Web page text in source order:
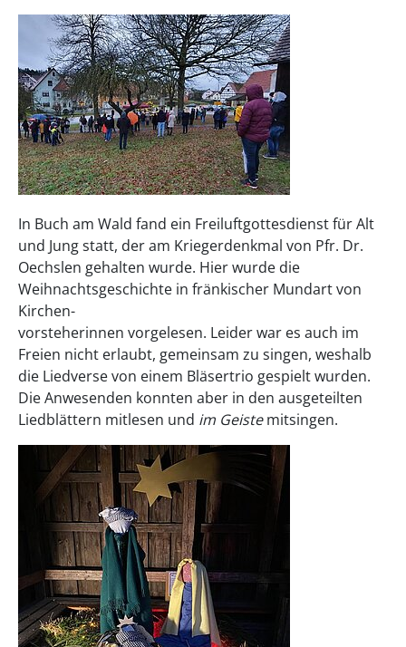
In Buch am Wald fand ein Freiluftgottesdienst für Alt
und Jung statt, der am Kriegerdenkmal von Pfr. Dr.
Oechslen gehalten wurde. Hier wurde die
Weihnachtsgeschichte in fränkischer Mundart von
Kirchen-
vorsteherinnen vorgelesen. Leider war es auch im
Freien nicht erlaubt, gemeinsam zu singen, weshalb
die Liedverse von einem Bläsertrio gespielt wurden.
Die Anwesenden konnten aber in den ausgeteilten
Liedblättern mitlesen und im Geistemitsingen.